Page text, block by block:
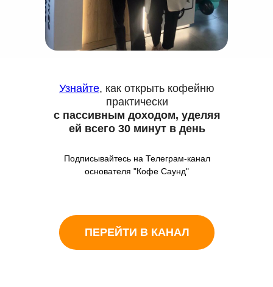
Узнайте, как открыть кофейню
практически
с пассивным доходом, уделяя
ей всего 30 минут в день
Подписывайтесь на Телеграм-канал
основателя "Кофе Саунд"
ПЕРЕЙТИ В КАНАЛ